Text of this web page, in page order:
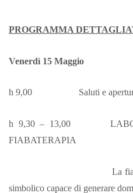
PROGRAMMA
Venerdì 15 Maggio
h 9,00 Saluti e apertura
h 9,30 – 13,00
FIABATERAPIA
La fiaba come
simbolico capace di generare